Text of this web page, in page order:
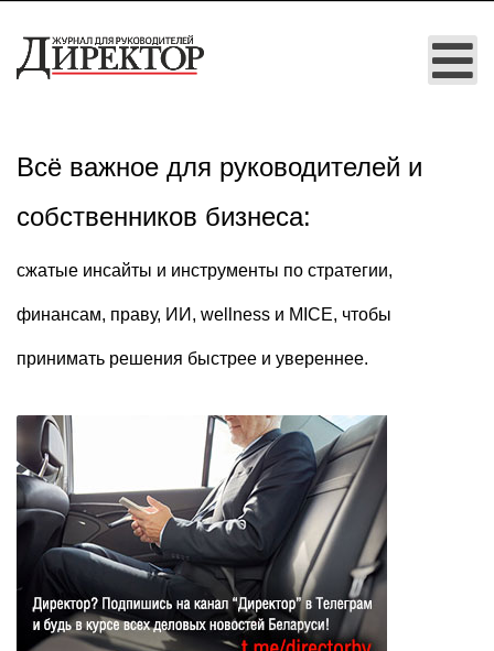
Всё важное для руководителей и
собственников бизнеса:
cжатые инсайты и инструменты по стратегии,
финансам, праву, ИИ, wellness и MICE, чтобы
принимать решения быстрее и увереннее.